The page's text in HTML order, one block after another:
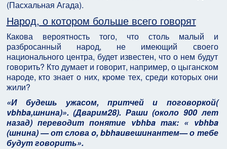
(Пасхальная Агада).
Народ, о котором больше всего говорят
Какова вероятность того, что столь малый и
разбросанный народ, не имеющий своего
национального центра, будет известен, что о нем будут
говорить? Кто думает и говорит, например, о цыганском
народе, кто знает о них, кроме тех, среди которых они
жили?
«И будешь ужасом, притчей и поговоркой(
vbhba,шнина)». (Дварим28). Раши (около 900 лет
назад) переводит понятие vbhba так: « vbhba
(шнина) — от слова o, bbhauвешинантем— о тебе
будут говорить».